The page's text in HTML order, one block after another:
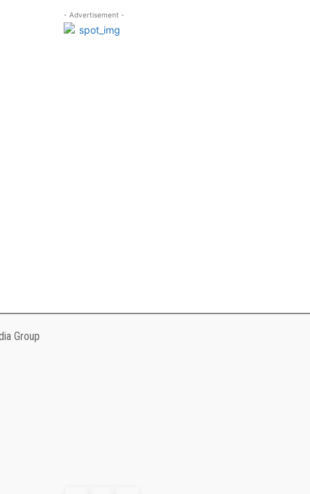
- Advertisement -
Group